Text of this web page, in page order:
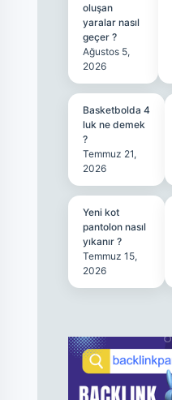
oluşan
yaralar nasıl
geçer ?
Ağustos 5,
2026
Basketbolda 4
luk ne demek
?
Temmuz 21,
2026
Yeni kot
pantolon nasıl
yıkanır ?
Temmuz 15,
2026